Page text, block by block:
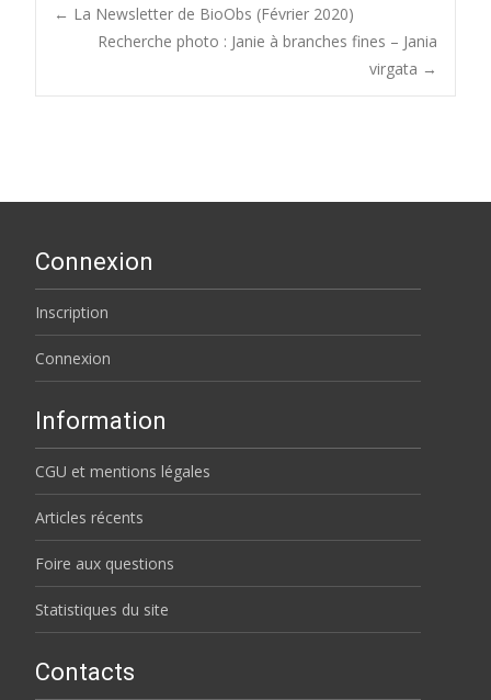
Post
navigation
← La Newsletter de BioObs (Février 2020)
Recherche photo : Janie à branches fines – Jania
virgata →
Connexion
Inscription
Connexion
Information
CGU et mentions légales
Articles récents
Foire aux questions
Statistiques du site
Contacts